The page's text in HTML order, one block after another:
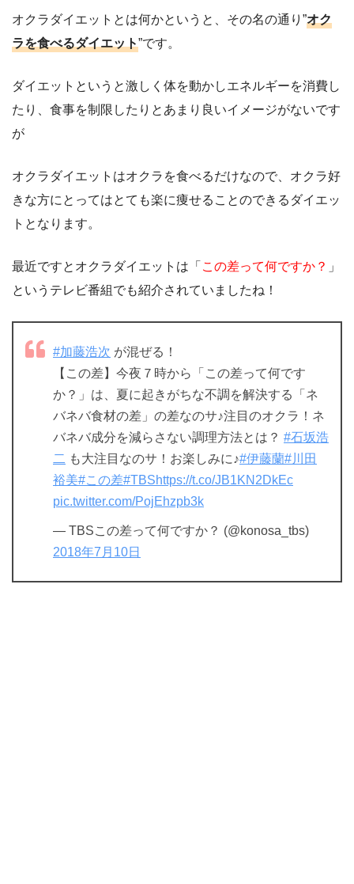
オクラダイエットとは何かというと、その名の通り”オク
ラを食べるダイエット”です。
ダイエットというと激しく体を動かしエネルギーを消費し
たり、食事を制限したりとあまり良いイメージがないです
が
オクラダイエットはオクラを食べるだけなので、オクラ好
きな方にとってはとても楽に痩せることのできるダイエッ
トとなります。
最近ですとオクラダイエットは「 この差って何ですか？ 」
というテレビ番組でも紹介されていましたね！
#加藤浩次 が混ぜる！
【この差】今夜７時から「この差って何です
か？」は、夏に起きがちな不調を解決する「ネ
バネバ食材の差」の差なのサ♪注目のオクラ！ネ
バネバ成分を減らさない調理方法とは？ #石坂浩
二 も大注目なのサ！お楽しみに♪#伊藤蘭#川田
裕美#この差#TBShttps://t.co/JB1KN2DkEc
pic.twitter.com/PojEhzpb3k
— TBSこの差って何ですか？ (@konosa_tbs)
2018年7月10日